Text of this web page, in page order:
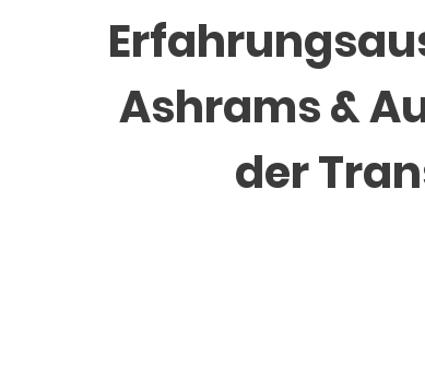
Ashrams &
der